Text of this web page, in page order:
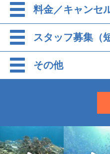
料金／キャンセ
スタッフ募集（
その他